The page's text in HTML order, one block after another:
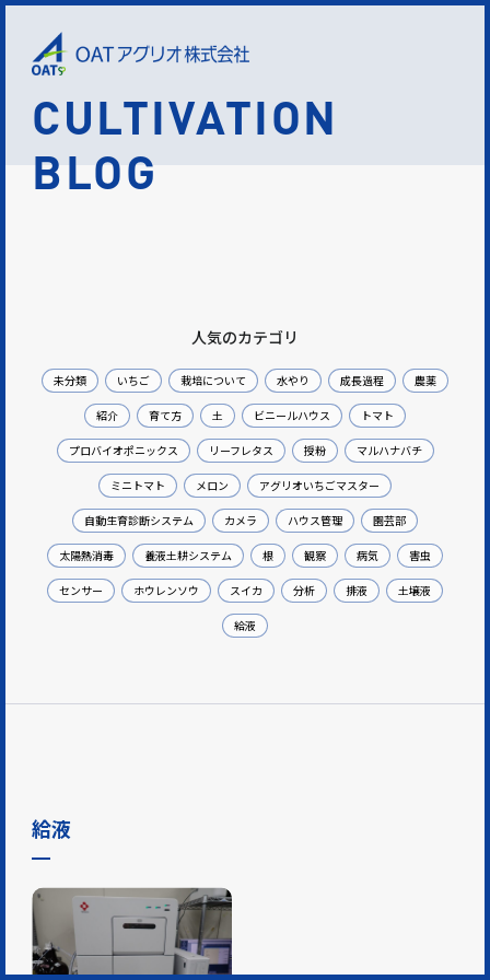
CULTIVATION
BLOG
人気のカテゴリ
未分類 いちご 栽培について 水やり 成長過程 農薬
紹介 育て方 土 ビニールハウス トマト
プロバイオポニックス リーフレタス 授粉 マルハナバチ
ミニトマト メロン アグリオいちごマスター
自動生育診断システム カメラ ハウス管理 園芸部
太陽熱消毒 養液土耕システム 根 観察 病気 害虫
センサー ホウレンソウ スイカ 分析 排液 土壌液
給液
給液